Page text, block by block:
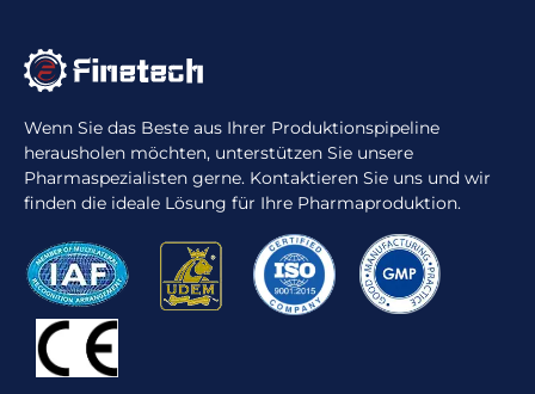
Wenn Sie das Beste aus Ihrer Produktionspipeline
herausholen möchten, unterstützen Sie unsere
Pharmaspezialisten gerne. Kontaktieren Sie uns und wir
finden die ideale Lösung für Ihre Pharmaproduktion.